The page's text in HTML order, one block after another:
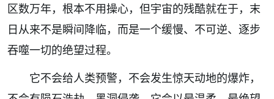
区数万年，根本不用操心，但宇宙的残酷就在于，末
日从来不是瞬间降临，而是一个缓慢、不可逆、逐步
吞噬一切的绝望过程。
它不会给人类预警，不会发生惊天动地的爆炸，